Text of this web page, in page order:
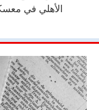
الأهلي في